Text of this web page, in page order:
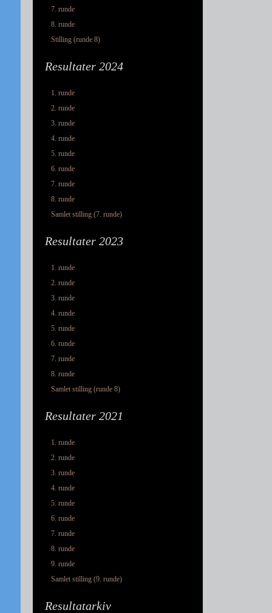
7. runde
8. runde
Stilling (runde 8)
Resultater 2024
1. runde
2. runde
3. runde
4. runde
5. runde
6. runde
7. runde
8. runde
Samlet stilling (7. runde)
Resultater 2023
1. runde
2. runde
3. runde
4. runde
5. runde
6. runde
7. runde
8. runde
Samlet stilling (runde 8)
Resultater 2021
1. runde
2. runde
3. runde
4. runde
5. runde
6. runde
7. runde
8. runde
9. runde
Samlet stilling (9. runde)
Resultatarkiv